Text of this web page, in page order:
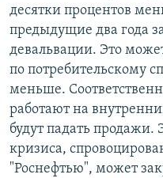
десятки процентов
предыдущие два года
девальвации. Это
по потребительскому
меньше.
работают на
будут падать продажи.
кризиса,
"Роснефтью", может